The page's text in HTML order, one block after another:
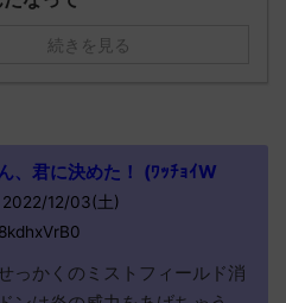
続きを見る
、君に決めた！ (ﾜｯﾁｮｲW
2022/12/03(土)
っかくのミストフィールド消